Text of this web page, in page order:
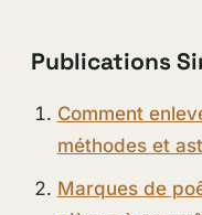
Publications
Comment
méthodes et
Marques de